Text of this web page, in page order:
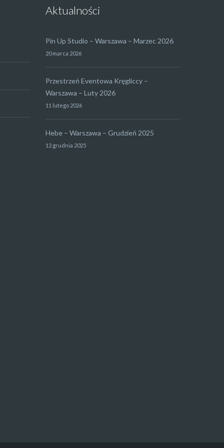
Aktualności
Pin Up Studio – Warszawa – Marzec 2026
20 marca 2026
Przestrzeń Eventowa Kręgliccy –
Warszawa – Luty 2026
11 lutego 2026
Hebe – Warszawa – Grudzień 2025
12 grudnia 2025